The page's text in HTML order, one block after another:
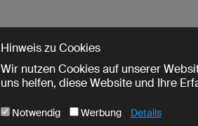
Hinweis zu Cookies
Wir nutzen Cookies auf unserer
uns helfen, diese Website und Ihre
Notwendig Werbung Details